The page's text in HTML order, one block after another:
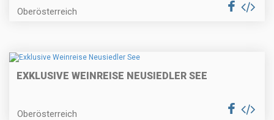
Oberösterreich
EXKLUSIVE WEINREISE NEUSIEDLER SEE
Oberösterreich